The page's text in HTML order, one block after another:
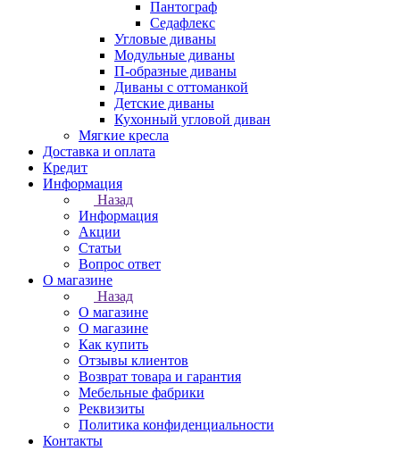
Пантограф
Седафлекс
Угловые диваны
Модульные диваны
П-образные диваны
Диваны с оттоманкой
Детские диваны
Кухонный угловой диван
Мягкие кресла
Доставка и оплата
Кредит
Информация
Назад
Информация
Акции
Статьи
Вопрос ответ
О магазине
Назад
О магазине
О магазине
Как купить
Отзывы клиентов
Возврат товара и гарантия
Мебельные фабрики
Реквизиты
Политика конфиденциальности
Контакты